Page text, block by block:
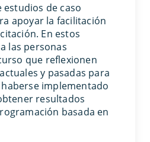
estudios de caso
apoyar la facilitación
En estos
las personas
que reflexionen
y pasadas para
implementado
resultados
basada en